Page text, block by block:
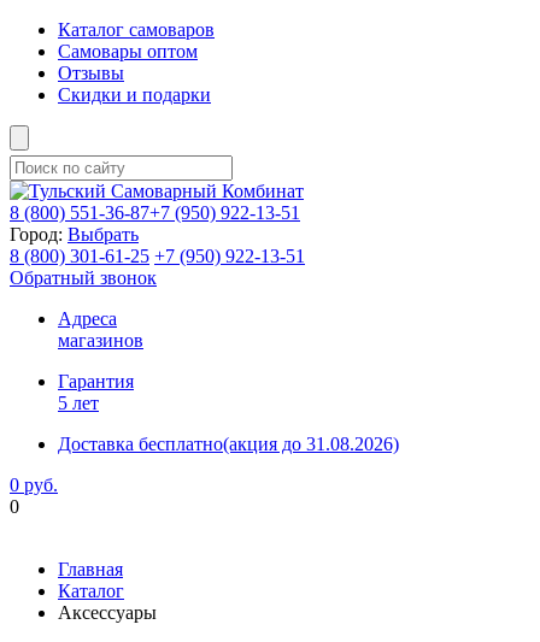
Каталог самоваров
Самовары оптом
Отзывы
Скидки и подарки
8 (800) 551-36-87+7 (950) 922-13-51
Город: Выбрать
8 (800) 301-61-25 +7 (950) 922-13-51
Обратный звонок
Адреса
магазинов
Гарантия
5 лет
Доставка бесплатно(акция до 31.08.2026)
0 руб.
0
Главная
Каталог
Аксессуары